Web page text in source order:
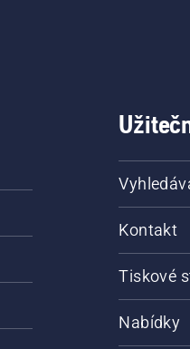
Kontakt
Tiskové
Nabídky